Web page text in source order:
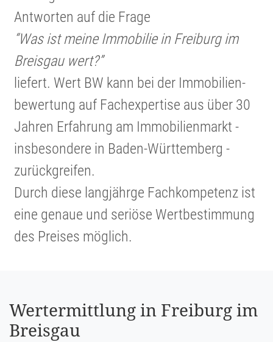
Antworten auf die Frage
“Was ist meine Immobilie in Freiburg im
Breisgau wert?”
liefert. Wert BW kann bei der Immobi­li­en­
be­wer­tung auf Fachex­per­tise aus über 30
Jahren Erfahrung am Immobi­li­en­markt -
insbe­son­dere in Baden-Württem­berg -
zurück­greifen.
Durch diese langjährge Fachkom­pe­tenz ist
eine genaue und seriöse Wertbe­stim­mung
des Preises möglich.
Wertermittlung in Freiburg im
Breisgau